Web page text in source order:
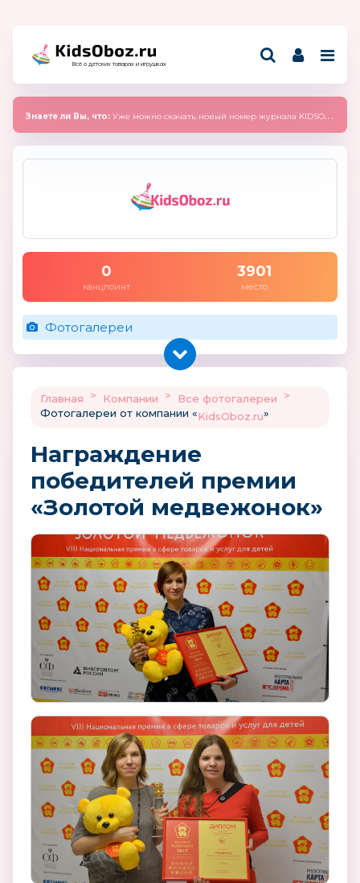
Всё о детских товарах и игрушках
Знаете ли Вы, что: Уже можно скачать новый номер журнала KIDSOBOZ 2025 (сентябрь)
0
канцпоинт
3901
место
Фотогалереи
Главная > Компании > Все фотогалереи
>
Фотогалереи от компании «KidsOboz.ru»
Награждение
победителей премии
«Золотой медвежонок»